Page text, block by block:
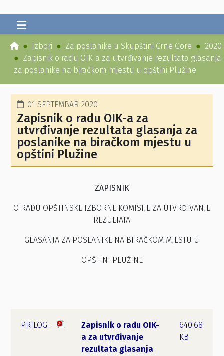
Izbori Za poslanike u Skupštini Crne Gore
2020
Zapisnik o radu OIK-a za utvrđivanje rezultata glasanja
za poslanike na biračkom mjestu u opštini Plužine
01 SEPTEMBAR 2020
Zapisnik o radu OIK-a za
utvrđivanje rezultata glasanja za
poslanike na biračkom mjestu u
opštini Plužine
ZAPISNIK
O RADU OPŠTINSKE IZBORNE KOMISIJE ZA UTVRĐIVANJE
REZULTATA
GLASANJA ZA POSLANIKE NA BIRAČKOM MJESTU U
OPŠTINI PLUŽINE
Zapisnik o radu OIK-
a za utvrđivanje
rezultata glasanja
640.68
KB